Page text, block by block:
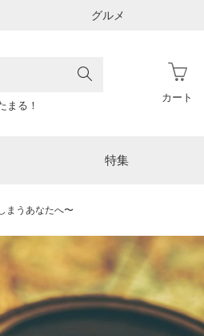
グルメ
まる！
カート
特集
まうあなたへ〜